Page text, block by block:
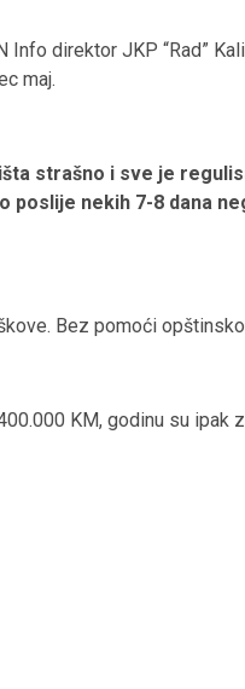
direktor JKP “Rad”
maj.
strašno i sve je
nekih 7-8 dana
Bez pomoći
KM, godinu su ipak